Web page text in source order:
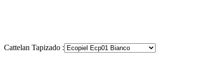
Cattelan Tapizado :